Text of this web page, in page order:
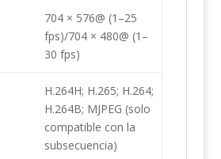
704 × 576@ (1–25
fps)/704 × 480@ (1–
30 fps)
H.264H; H.265; H.264;
H.264B; MJPEG (solo
compatible con la
subsecuencia)